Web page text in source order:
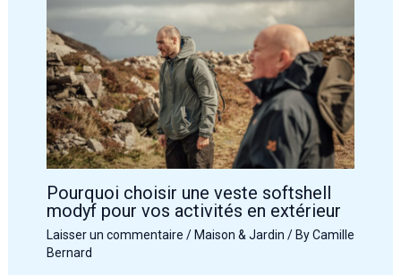
Pourquoi choisir une veste softshell
modyf pour vos activités en extérieur
Laisser un commentaire /Maison & Jardin / ByCamille
Bernard